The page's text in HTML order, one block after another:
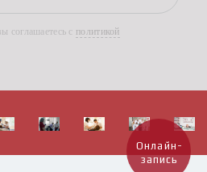
соглашаетесь с политикой
Онлайн-
запись